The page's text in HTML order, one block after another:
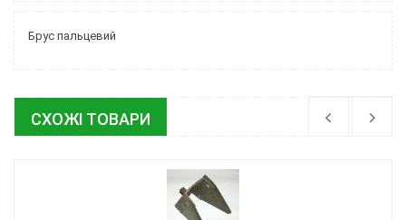
Брус пальцевий
СХОЖІ ТОВАРИ